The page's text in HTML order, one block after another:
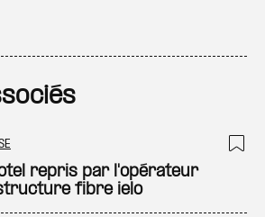
repris par l'opérateur
fibre ielo